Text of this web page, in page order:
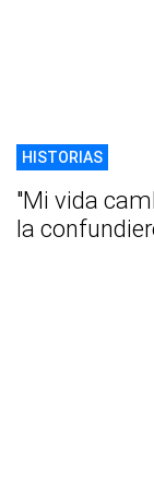
HISTORIAS
"Mi vida
la